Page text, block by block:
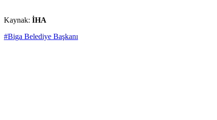
Kaynak: İHA
#Biga Belediye Başkanı